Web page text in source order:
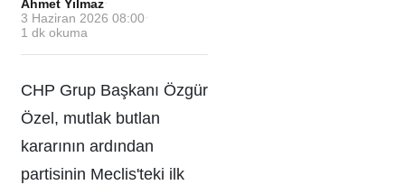
Ahmet Yılmaz·
3 Haziran 2026 08:00 ·
1 dk okuma
CHP Grup Başkanı Özgür
Özel, mutlak butlan
kararının ardından
partisinin Meclis'teki ilk